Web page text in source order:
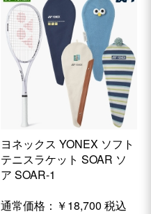
ヨネックス YONEX ソフト
テニスラケット SOAR ソ
ア SOAR-1
通常価格： ￥18,700 税込